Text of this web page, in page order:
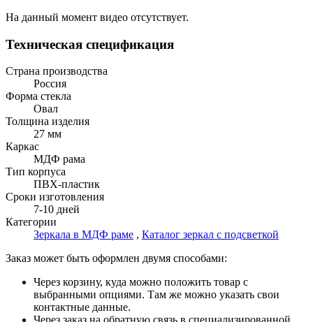
На данный момент видео отсутствует.
Техническая спецификация
Страна производства
Россия
Форма стекла
Овал
Толщина изделия
27 мм
Каркас
МДФ рама
Тип корпуса
ПВХ-пластик
Сроки изготовления
7-10 дней
Категории
Зеркала в МДФ раме , Каталог зеркал с подсветкой
Заказ может быть оформлен двумя способами:
Через корзину, куда можно положить товар с
выбранными опциями. Там же можно указать свои
контактные данные.